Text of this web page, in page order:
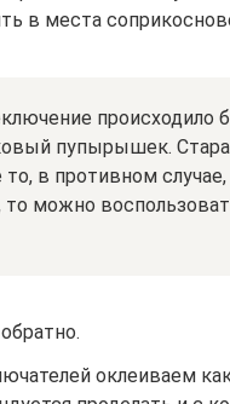
в места
происходило
пупырышек.
в противном
то можно
оклеиваем